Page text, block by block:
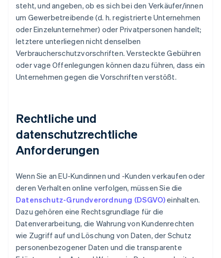
steht, und angeben, ob es sich bei den Verkäufer/innen
um Gewerbetreibende (d. h. registrierte Unternehmen
oder Einzelunternehmer) oder Privatpersonen handelt;
letztere unterliegen nicht denselben
Verbraucherschutzvorschriften. Versteckte Gebühren
oder vage Offenlegungen können dazu führen, dass ein
Unternehmen gegen die Vorschriften verstößt.
Rechtliche und
datenschutzrechtliche
Anforderungen
Wenn Sie an EU-Kundinnen und -Kunden verkaufen oder
deren Verhalten online verfolgen, müssen Sie die
Datenschutz-Grundverordnung (DSGVO)einhalten.
Dazu gehören eine Rechtsgrundlage für die
Datenverarbeitung, die Wahrung von Kundenrechten
wie Zugriff auf und Löschung von Daten, der Schutz
personenbezogener Daten und die transparente